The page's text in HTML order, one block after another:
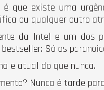
que existe uma
ou qualquer outro
da Intel e um
Só os
e atual do que nunca.
Nunca é tarde